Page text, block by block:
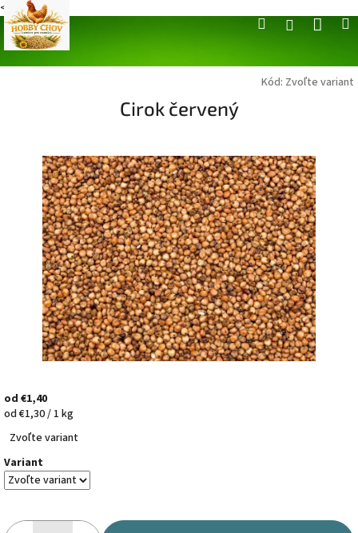
<
Prejsť
na
obsah
HľadaťPrihlásenie
Kód: Zvoľte variant
Cirok červený
od €1,40
Jednotková
cena:
od €1,30 / 1 kg
Zvoľte variant
Variant